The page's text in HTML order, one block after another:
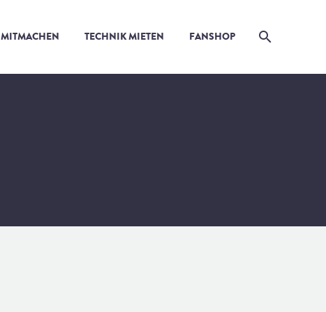
MITMACHEN TECHNIK MIETEN FANSHOP